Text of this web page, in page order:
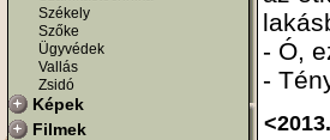
Székely
Szőke
Ügyvédek
Vallás
Zsidó
Képek
Filmek
- Ó,
-